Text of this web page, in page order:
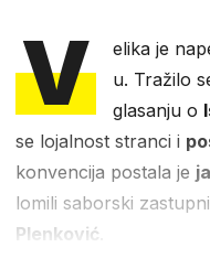
V
elika je
u. Tražilo
glasanju o
se lojalnost stranci i
konvencija postala je
lomili saborski
Plenković